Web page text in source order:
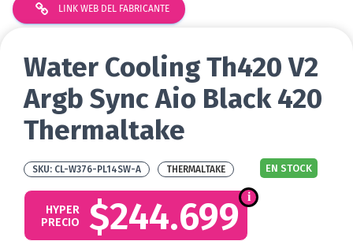
LINK WEB DEL FABRICANTE
Water Cooling Th420 V2
Argb Sync Aio Black 420
Thermaltake
CL-W376-PL14SW-A EN STOCK
THERMALTAKE
$244.699
HYPER
PRECIO